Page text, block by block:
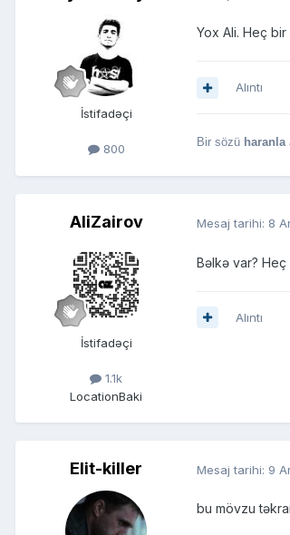
İstifadəçi
800
Yox Ali. Heç
Alıntı
Bir sözü haranla
AliZairov
İstifadəçi
1.1k
LocationBaki
Mesaj tarihi: 8
Bəlkə var? Heç
Alıntı
Elit-killer Mesaj tarihi: 9
bu mövzu